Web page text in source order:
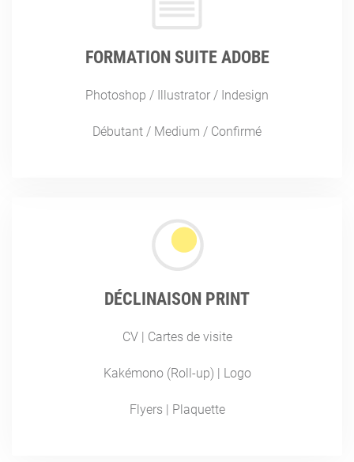
FORMATION SUITE ADOBE
Photoshop / Illustrator / Indesign
Débutant / Medium / Confirmé
DÉCLINAISON PRINT
CV | Cartes de visite
Kakémono (Roll-up) | Logo
Flyers | Plaquette